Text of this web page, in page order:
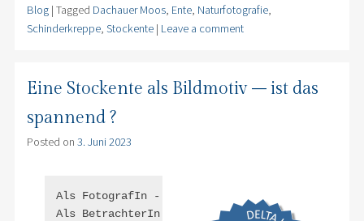
Blog | Tagged Dachauer Moos, Ente, Naturfotografie,
Schinderkreppe, Stockente | Leave a comment
Eine Stockente als Bildmotiv – ist das
spannend ?
Posted on 3. Juni 2023
Als FotografIn - auf jeden Fall.
Als BetrachterIn dürfen Sie das selbst